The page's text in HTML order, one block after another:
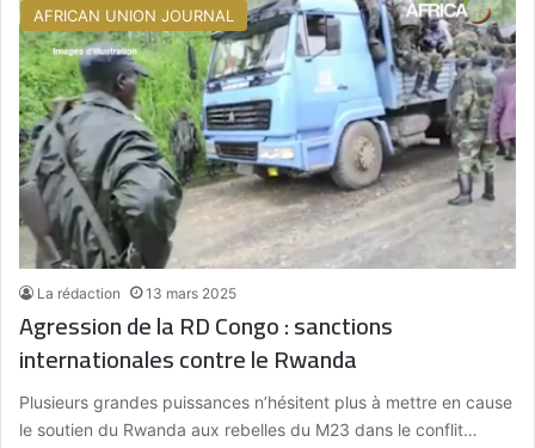
AFRICAN UNION JOURNAL
La rédaction 13 mars 2025
Agression de la RD Congo : sanctions
internationales contre le Rwanda
Plusieurs grandes puissances n’hésitent plus à mettre en cause
le soutien du Rwanda aux rebelles du M23 dans le conflit…